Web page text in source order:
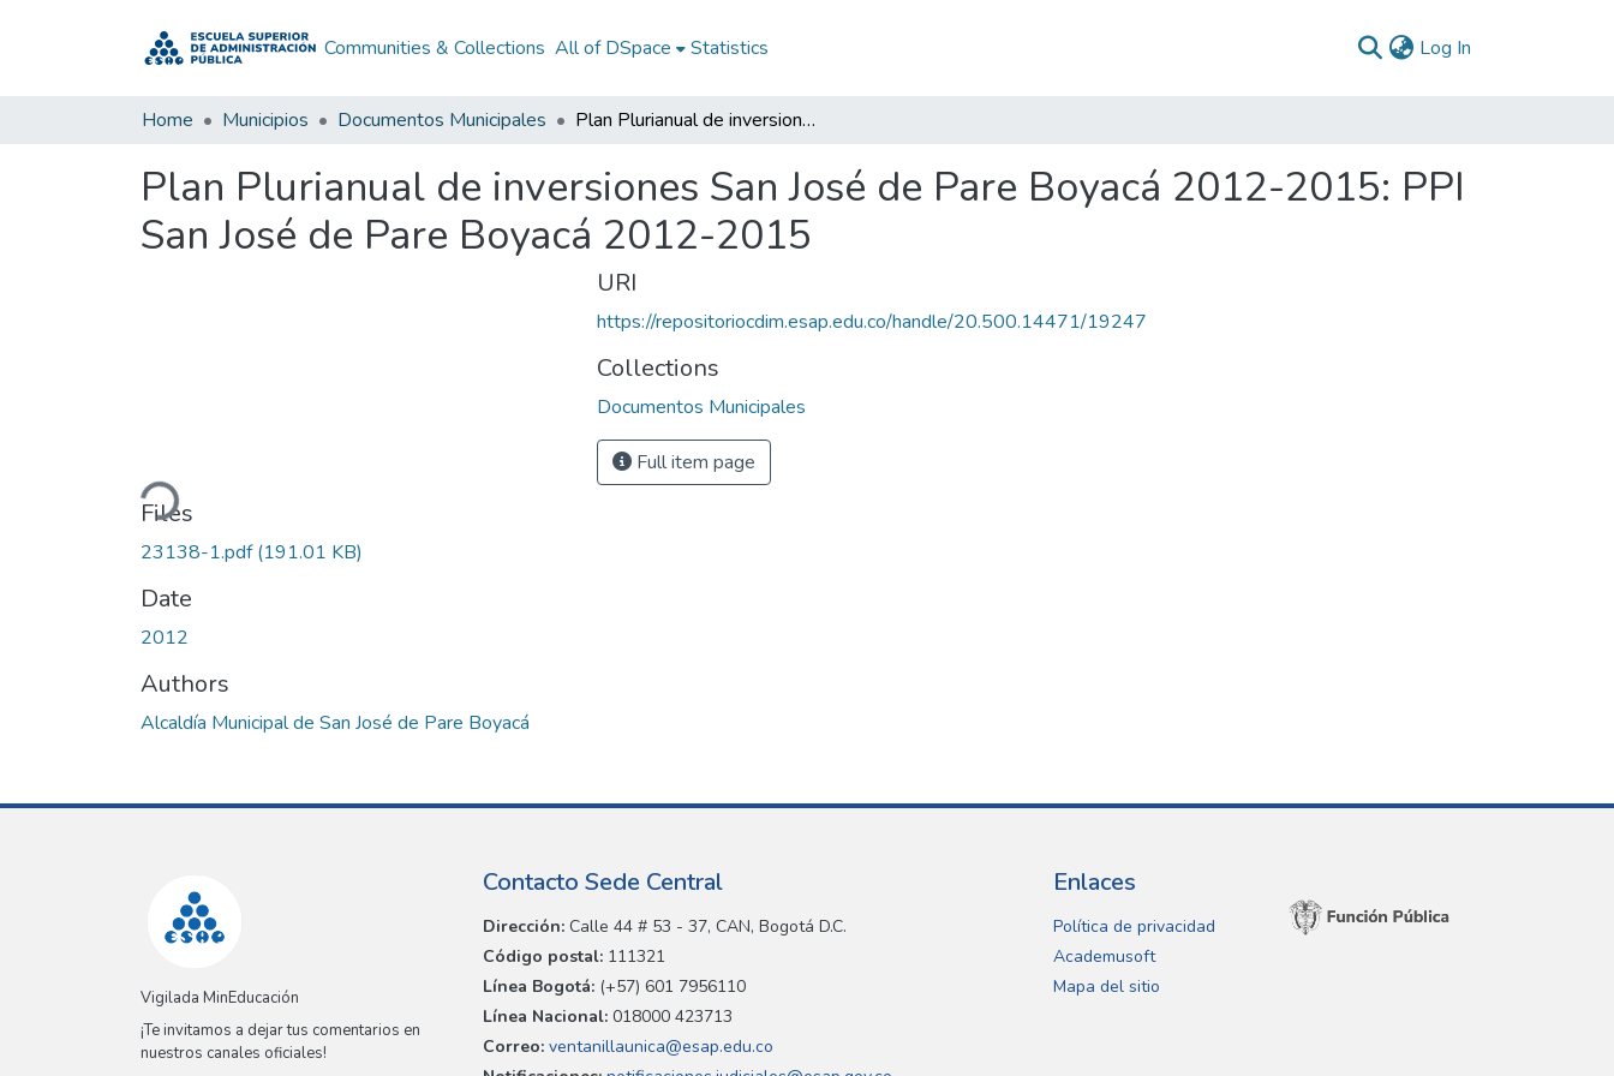
Communities & Collections All of DSpace Statistics Log In
Home Municipios Documentos Municipales Plan Plurianual de inversiones San José de Pare Boyacá 2012-2015: PPI San José de Pare Boyacá 2012-2015
Plan Plurianual de inversiones San José de Pare Boyacá 2012-2015: PPI
San José de Pare Boyacá 2012-2015
Loading...
Files
23138-1.pdf(191.01 KB)
Date
2012
Authors
Alcaldía Municipal de San José de Pare Boyacá
URI
https://repositoriocdim.esap.edu.co/handle/20.500.14471/19247
Collections
Documentos Municipales
Full item page
Vigilada MinEducación
¡Te invitamos a dejar tus comentarios en
nuestros canales oficiales!
Contacto Sede Central
Dirección: Calle 44 # 53 - 37, CAN, Bogotá D.C.
Código postal: 111321
Línea Bogotá: (+57) 601 7956110
Línea Nacional: 018000 423713
Correo: ventanillaunica@esap.edu.co
Enlaces
Política de privacidad
Academusoft
Mapa del sitio